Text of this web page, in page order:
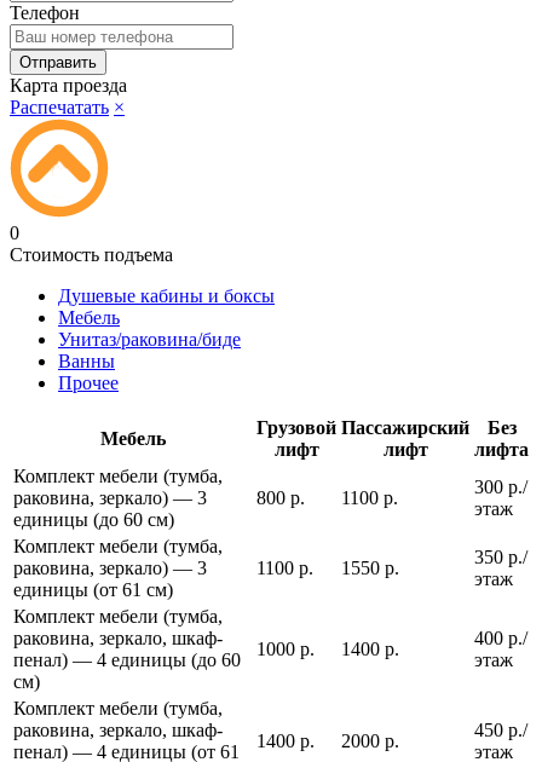
Телефон
Карта проезда
Распечатать ×
0
Стоимость подъема
Душевые кабины и боксы
Мебель
Унитаз/раковина/биде
Ванны
Прочее
Мебель
Грузовой
лифт
Пассажирский
лифт
Без
лифта
Комплект мебели (тумба,
раковина, зеркало) — 3
единицы (до 60 см)
800 р. 1100 р.
300 р./
этаж
Комплект мебели (тумба,
раковина, зеркало) — 3
единицы (от 61 см)
1100 р. 1550 р.
350 р./
этаж
Комплект мебели (тумба,
раковина, зеркало, шкаф-
пенал) — 4 единицы (до 60
см)
1000 р. 1400 р.
400 р./
этаж
Комплект мебели (тумба,
раковина, зеркало, шкаф-
пенал) — 4 единицы (от 61
1400 р. 2000 р.
450 р./
этаж